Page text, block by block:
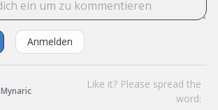
Anmelden
Mynaric
Like it? Please spread the
word: